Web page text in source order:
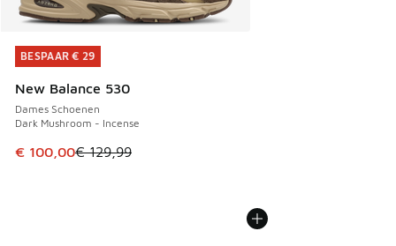
BESPAAR € 29
New Balance 530
Dames Schoenen
Dark Mushroom - Incense
Dit artikel is in de uitverkoop. Dit artikel is in de
€ 100,00€ 129,99
BESPAAR € 29